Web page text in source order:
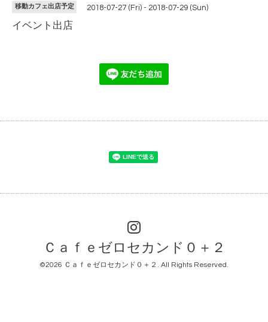
移動カフェ出店予定 2018-07-27 (Fri) - 2018-07-29 (Sun)
イベント出店
Ｃａｆｅゼロセカンド０＋２
©2026 Ｃａｆｅゼロセカンド０＋２ . All Rights Reserved.